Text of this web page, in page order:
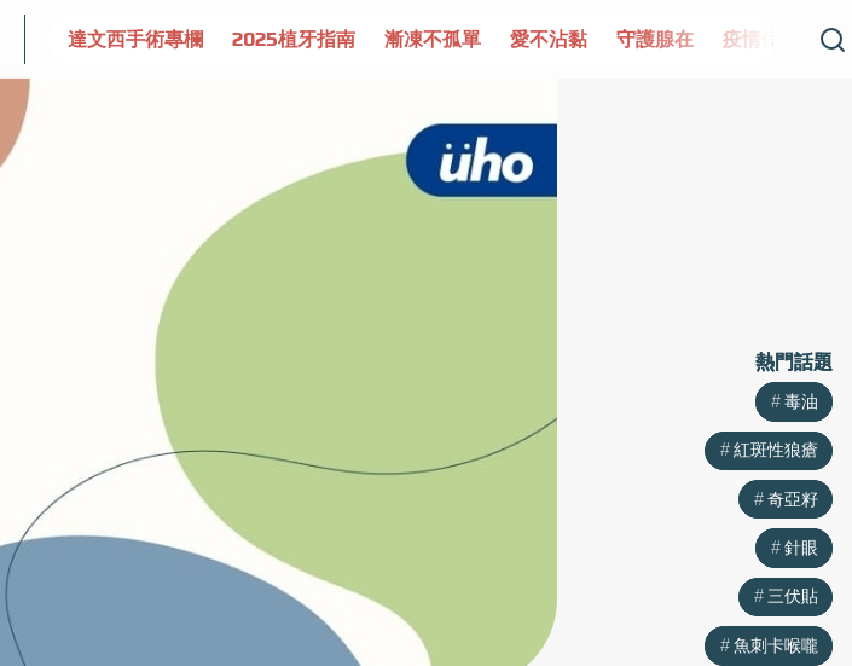
手術專欄 2025植牙指南 漸凍不孤單 愛不沾黏 守護腺在 疫情保衛戰 再生醫學
熱門話題
毒油
紅斑性狼瘡
奇亞籽
針眼
三伏貼
魚刺卡喉嚨
熱門話題
毒油
紅斑性狼瘡
奇亞籽
針眼
三伏貼
魚刺卡喉嚨